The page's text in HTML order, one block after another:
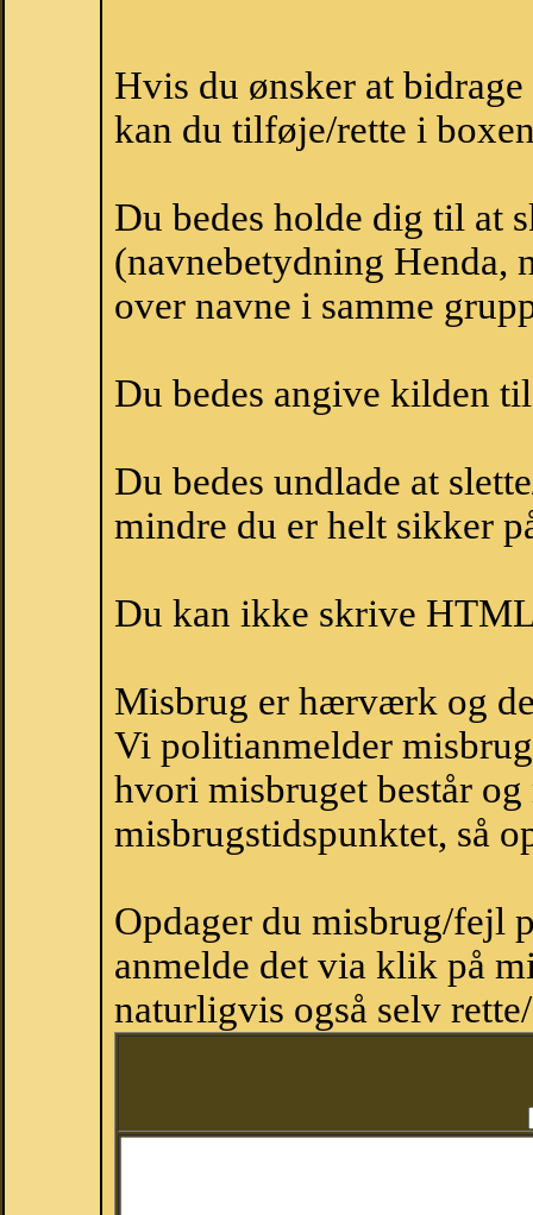
Hvis du ønsker at
kan du tilføje/rette i
Du bedes holde dig til at
(navnebetydning Henda,
over navne i samme
Du bedes angive kilden
Du bedes undlade at
mindre du er helt sikker
Du kan ikke skrive
Misbrug er hærværk og
Vi politianmelder
hvori misbruget består
misbrugstidspunktet, så
Opdager du misbrug/fejl
anmelde det via klik på
naturligvis også selv